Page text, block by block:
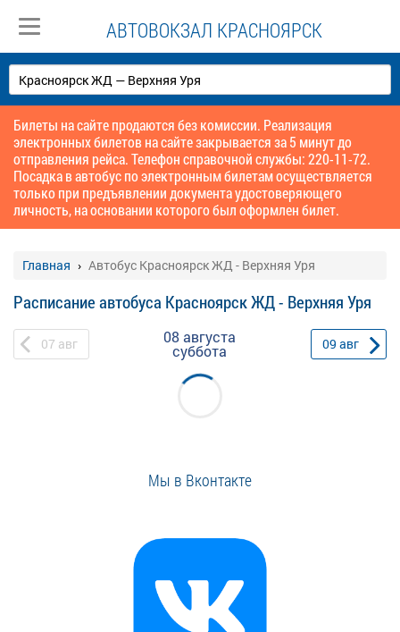
АВТОВОКЗАЛ КРАСНОЯРСК
Билеты на сайте продаются без комиссии. Реализация
электронных билетов на сайте закрывается за 5 минут до
отправления рейса. Телефон справочной службы: 220-11-72.
Посадка в автобус по электронным билетам осуществляется
только при предъявлении документа удостоверяющего
личность, на основании которого был оформлен билет.
Главная Автобус Красноярск ЖД - Верхняя Уря
Расписание автобуса Красноярск ЖД - Верхняя Уря
07 авг 08 августа
суббота 09 авг
Мы в Вконтакте